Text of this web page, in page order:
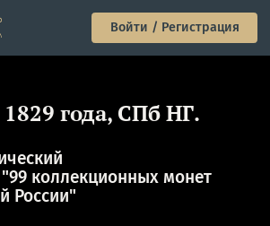
Войти / Регистрация
года, СПб НГ.
коллекционных монет
России"